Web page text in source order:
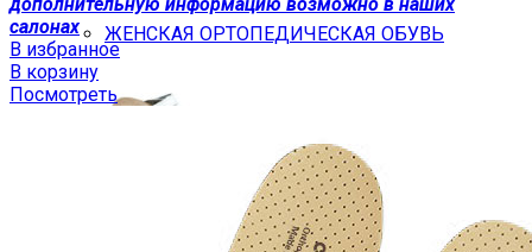
ЖЕНСКАЯ ОРТОПЕДИЧЕСКАЯ ОБУВЬ
МУЖСКАЯ ОРТОПЕДИЧЕСКАЯ ОБУВЬ
салонах
В избранное
В корзину
Посмотреть